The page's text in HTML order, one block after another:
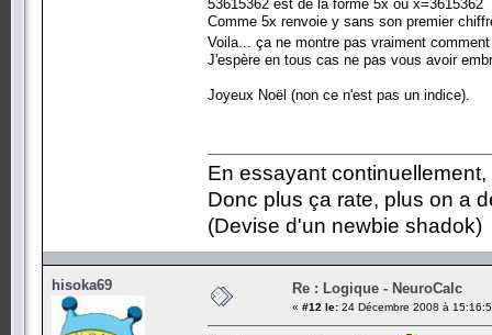
53615362 est de la forme 5x où
Comme 5x renvoie y sans son premier
Voila... ça ne montre pas vraiment
J'espère en tous cas ne pas vous avoir
Joyeux Noël (non ce n'est pas un indice).
En essayant
Donc plus ça rate, plus on a
(Devise d'un newbie shadok)
hisoka69 Re : Logique - NeuroCalc
« #12 le: 24 Décembre 2008 à